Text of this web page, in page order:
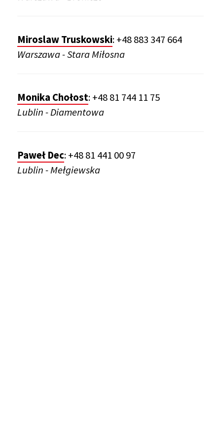
Miroslaw Truskowski:+48 883 347 664
Warszawa - Stara Miłosna
Monika Chołost:+48 81 744 11 75
Lublin - Diamentowa
Paweł Dec:+48 81 441 00 97
Lublin - Mełgiewska